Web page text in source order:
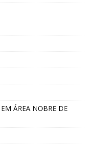
ÁREA NOBRE DE